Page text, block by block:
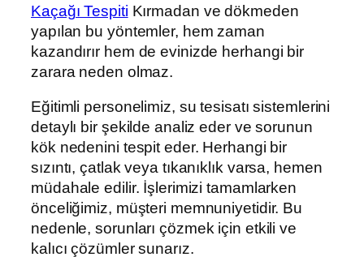
Kaçağı Tespiti Kırmadan ve dökmeden
yapılan bu yöntemler, hem zaman
kazandırır hem de evinizde herhangi bir
zarara neden olmaz.
Eğitimli personelimiz, su tesisatı sistemlerini
detaylı bir şekilde analiz eder ve sorunun
kök nedenini tespit eder. Herhangi bir
sızıntı, çatlak veya tıkanıklık varsa, hemen
müdahale edilir. İşlerimizi tamamlarken
önceliğimiz, müşteri memnuniyetidir. Bu
nedenle, sorunları çözmek için etkili ve
kalıcı çözümler sunarız.